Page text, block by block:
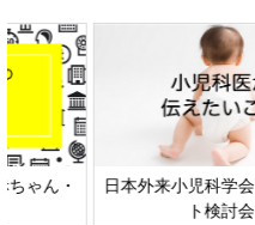
日本外来小児科学会リーフレッ